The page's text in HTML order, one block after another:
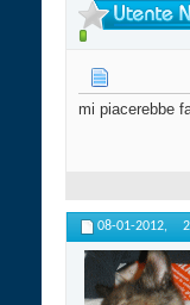
mi piacerebbe
08-01-2012,